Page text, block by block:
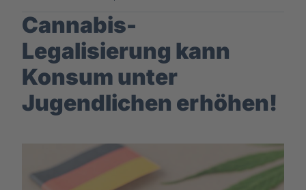
Cannabis-
Legalisierung kann
Konsum unter
Jugendlichen erhöhen!